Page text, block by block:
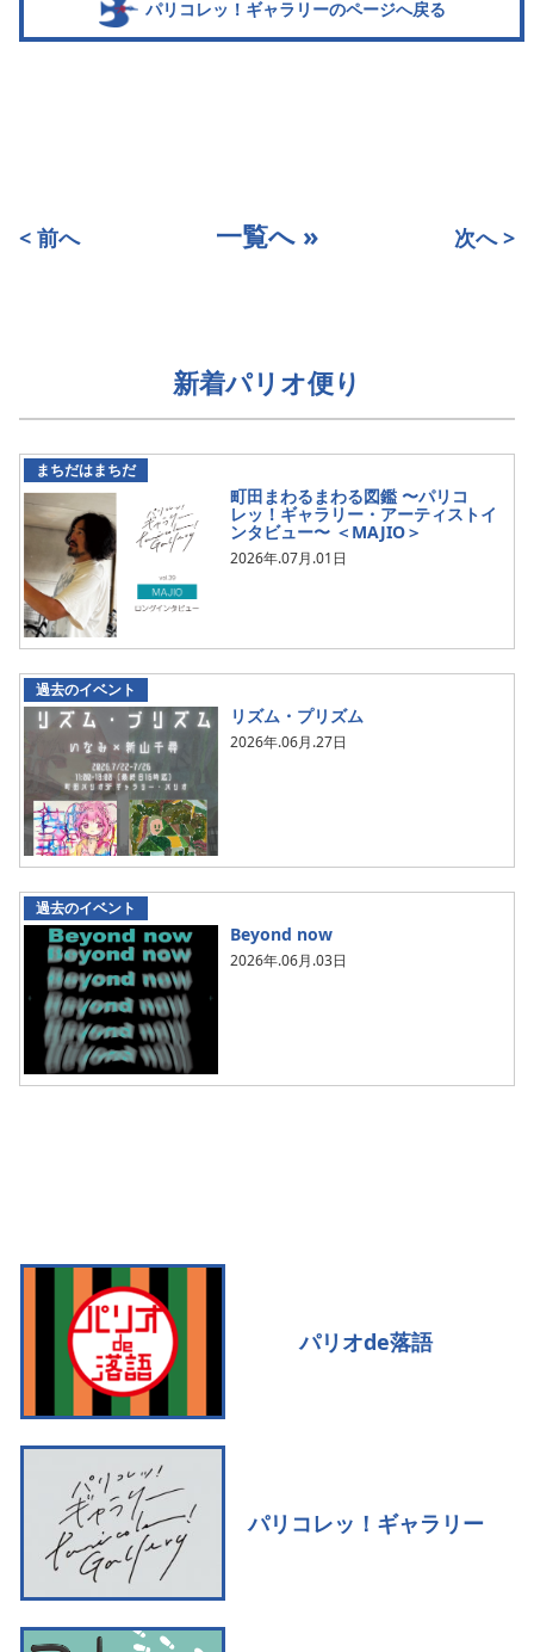
パリコレッ！ギャラリーのページへ戻る
< 前へ 一覧へ » 次へ >
新着パリオ便り
まちだはまちだ
町田まわるまわる図鑑 〜パリコ
レッ！ギャラリー・アーティストイ
ンタビュー〜 ＜MAJIO＞
2026年.07月.01日
過去のイベント
リズム・プリズム
2026年.06月.27日
過去のイベント
Beyond now
2026年.06月.03日
パリオde落語
パリコレッ！ギャラリー